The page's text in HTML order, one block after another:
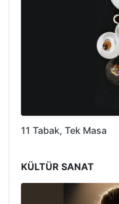
11 Tabak, Tek Masa
KÜLTÜR SANAT